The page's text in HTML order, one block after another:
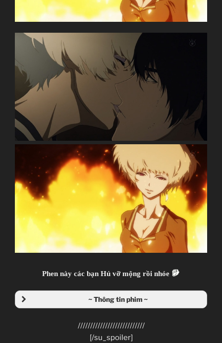
Zankyou no Terror
Terror in Resonance
残響のテロル
TV Series
11.07.2014 đến ??
Mappa
Psychological, Thriller, Terrorist
Watanabe Shin`ichirou
(Cowboy Bebop, Samurai Champloo, Space Dandy)
Kanno Youko
(Ghost in the Shell series, Macross Frontier)
~Thành viên thực hiện~
Zenko
JJ-Channel
Giới thiệu nội dung:
Phen này các bạn Hủ vỡ mộng rồi nhóe
~ Thông tin phim ~
///////////////////////////
[/su_spoiler]